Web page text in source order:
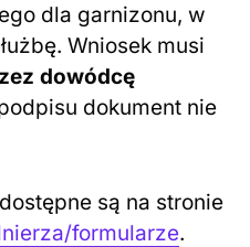
dla garnizonu, w
Wniosek musi
dowódcę
dokument nie
są na stronie
formularze.